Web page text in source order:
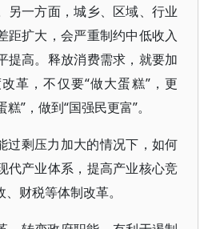
另一方面，城乡、区域、行业
距扩大，会严重制约中低收入
提高。释放消费需求，就要加
革，不仅要“做大蛋糕”，更
”，做到“国强民更富”。
过剩压力加大的情况下，如何
代产业体系，提高产业核心竞
财税等体制改革。